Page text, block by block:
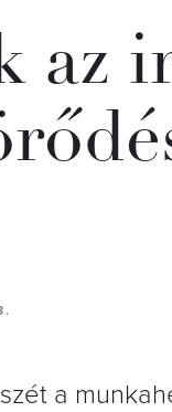
az
a